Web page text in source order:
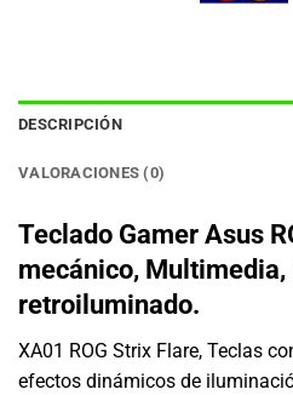
DESCRIPCIÓN
VALORACIONES (0)
Teclado Gamer Asus
mecánico, Multimedia,
retroiluminado.
XA01 ROG Strix Flare, Teclas
efectos dinámicos de